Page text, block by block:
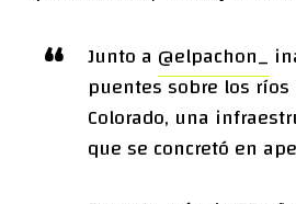
Junto a @elpachon_
puentes sobre los ríos
Colorado, una
que se concretó en